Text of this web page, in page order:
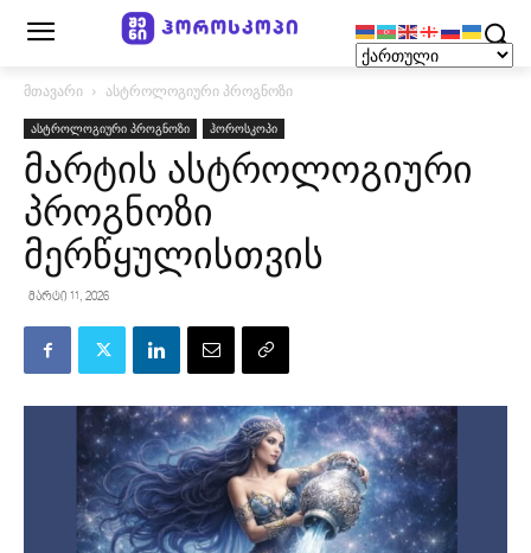
მთავარი ასტროლოგიური პროგნოზი
ასტროლოგიური პროგნოზი ჰოროსკოპი
მარტის ასტროლოგიური
პროგნოზი
მერწყულისთვის
მარტი 11, 2026